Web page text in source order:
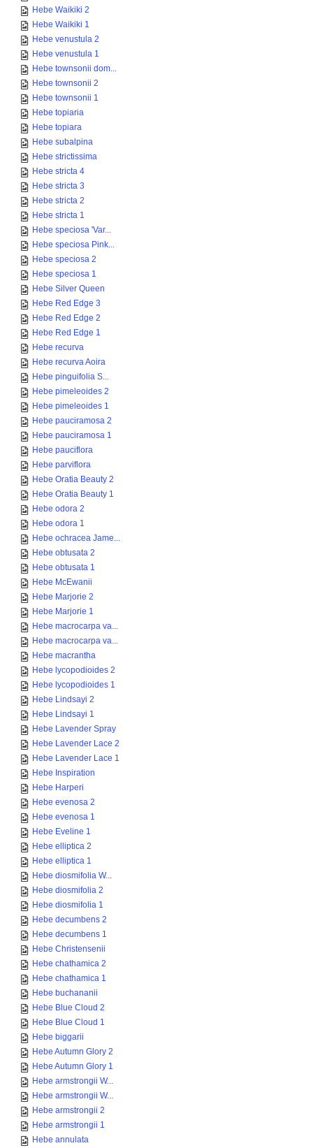
Hebe Waikiki 2
Hebe Waikiki 1
Hebe venustula 2
Hebe venustula 1
Hebe townsonii dom...
Hebe townsonii 2
Hebe townsonii 1
Hebe topiaria
Hebe topiara
Hebe subalpina
Hebe strictissima
Hebe stricta 4
Hebe stricta 3
Hebe stricta 2
Hebe stricta 1
Hebe speciosa 'Var...
Hebe speciosa Pink...
Hebe speciosa 2
Hebe speciosa 1
Hebe Silver Queen
Hebe Red Edge 3
Hebe Red Edge 2
Hebe Red Edge 1
Hebe recurva
Hebe recurva Aoira
Hebe pinguifolia S...
Hebe pimeleoides 2
Hebe pimeleoides 1
Hebe pauciramosa 2
Hebe pauciramosa 1
Hebe pauciflora
Hebe parviflora
Hebe Oratia Beauty 2
Hebe Oratia Beauty 1
Hebe odora 2
Hebe odora 1
Hebe ochracea Jame...
Hebe obtusata 2
Hebe obtusata 1
Hebe McEwanii
Hebe Marjorie 2
Hebe Marjorie 1
Hebe macrocarpa va...
Hebe macrocarpa va...
Hebe macrantha
Hebe lycopodioides 2
Hebe lycopodioides 1
Hebe Lindsayi 2
Hebe Lindsayi 1
Hebe Lavender Spray
Hebe Lavender Lace 2
Hebe Lavender Lace 1
Hebe Inspiration
Hebe Harperi
Hebe evenosa 2
Hebe evenosa 1
Hebe Eveline 1
Hebe elliptica 2
Hebe elliptica 1
Hebe diosmifolia W...
Hebe diosmifolia 2
Hebe diosmifolia 1
Hebe decumbens 2
Hebe decumbens 1
Hebe Christensenii
Hebe chathamica 2
Hebe chathamica 1
Hebe buchananii
Hebe Blue Cloud 2
Hebe Blue Cloud 1
Hebe biggarii
Hebe Autumn Glory 2
Hebe Autumn Glory 1
Hebe armstrongii W...
Hebe armstrongii W...
Hebe armstrongii 2
Hebe armstrongii 1
Hebe annulata